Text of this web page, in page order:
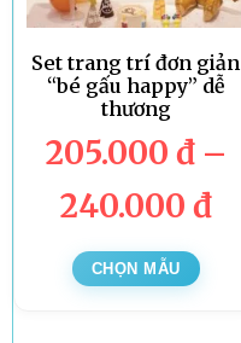
Set trang trí đơn giản
“bé gấu happy” dễ
thương
205.000 đ–
240.000 đ
CHỌN MẪU